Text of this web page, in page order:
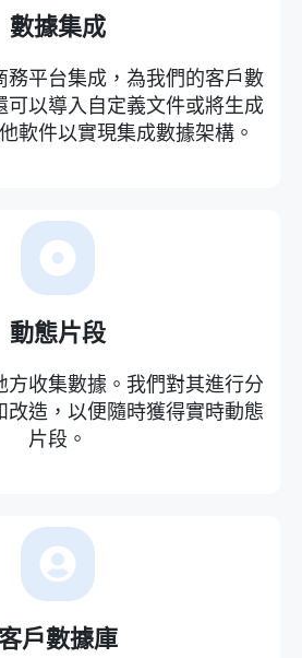
數據集成
務平台集成，為我們的客戶數
可以導入自定義文件或將生成
軟件以實現集成數據架構。
動態片段
方收集數據。我們對其進行分
改造，以便隨時獲得實時動態
片段。
戶數據庫